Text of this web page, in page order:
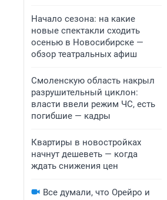
Начало сезона: на какие
новые спектакли сходить
осенью в Новосибирске —
обзор театральных афиш
Смоленскую область накрыл
разрушительный циклон:
власти ввели режим ЧС, есть
погибшие — кадры
Квартиры в новостройках
начнут дешеветь — когда
ждать снижения цен
Все думали, что Орейро и